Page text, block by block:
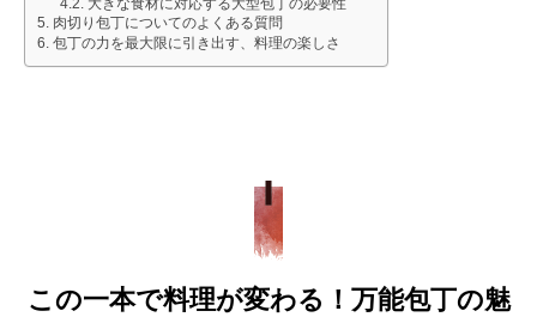
肉切り包丁についてのよくある質問
包丁の力を最大限に引き出す、料理の楽しさ
この一本で料理が変わる！万能包丁の魅